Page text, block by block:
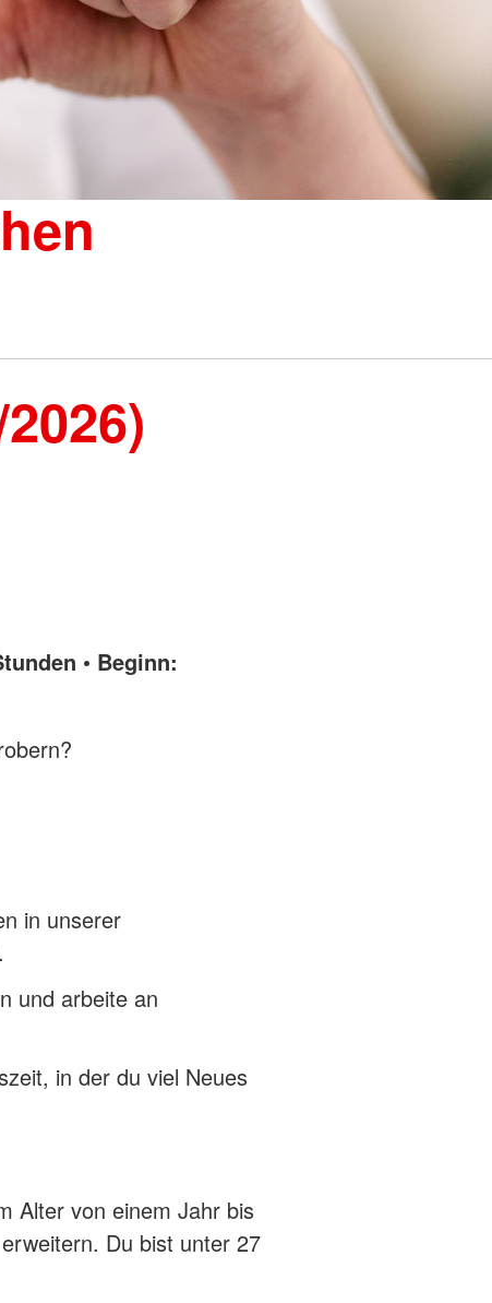
gGmbH
Sprungbrett gGmbH?
Sozialberatung
Hose"
• Beginn:
in unserer
und arbeite an
in der du viel Neues
Alter von einem Jahr bis
Du bist unter 27